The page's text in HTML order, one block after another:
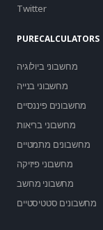
Twitter
PURECALCULATORS
מחשבוני ביולוגיה
מחשבוני בנייה
מחשבונים פיננסיים
מחשבוני בריאות
מחשבונים מתמטיים
מחשבוני פיזיקה
מחשבוני מחשב
מחשבונים סטטיסטיים